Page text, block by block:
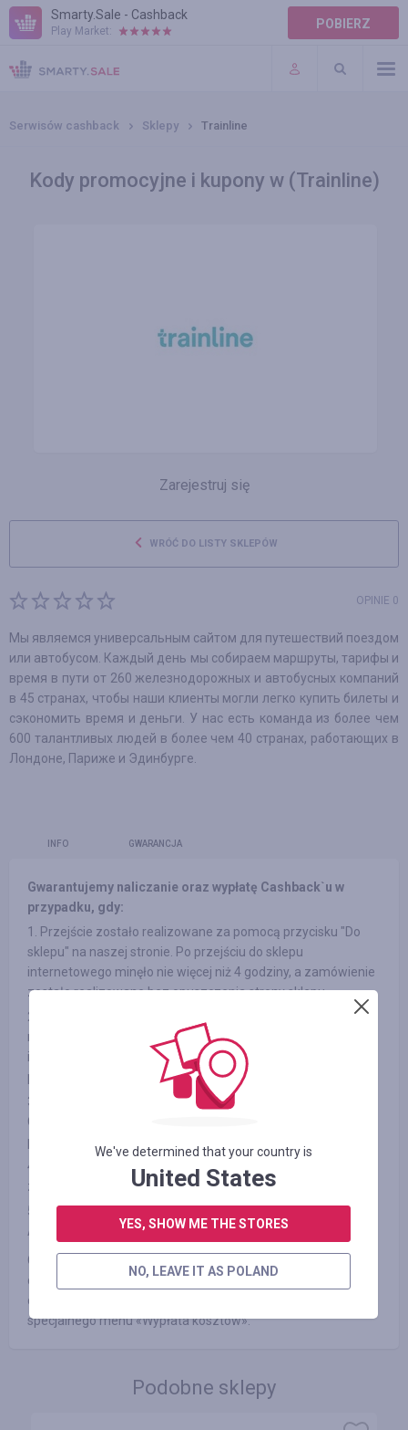
Smarty.Sale - Cashback
Play Market: POBIERZ
POMOC
WARUNKI
Serwisów cashback Sklepy Trainline
Kody promocyjne i kupony w (Trainline)
Zarejestruj się
WRÓĆ DO LISTY SKLEPÓW
OPINIE 0
Мы являемся универсальным сайтом для путешествий поездом
или автобусом. Каждый день мы собираем маршруты, тарифы и
время в пути от 260 железнодорожных и автобусных компаний
в 45 странах, чтобы наши клиенты могли легко купить билеты и
сэкономить время и деньги. У нас есть команда из более чем
600 талантливых людей в более чем 40 странах, работающих в
Лондоне, Париже и Эдинбурге.
INFO GWARANCJA
Gwarantujemy naliczanie oraz wypłatę Cashback`u w
przypadku, gdy:
1. Przejście zostało realizowane za pomocą przycisku "Do
sklepu" na naszej stronie. Po przejściu do sklepu
internetowego minęło nie więcej niż 4 godziny, a zamówienie
zostało realizowane bez opuszczenia strony sklepu.
2. Po przejściu do sklepu nie wchodziłeś na strony banerów
reklamowych z innych źródeł oraz do newsleterów sklepów
internetowychв na stronie, a także nie korzystałeś z kodów
promocyjnych innych firm.
3. Wybrany przez Ciebie produkt bierze udział w programie
Cashback (w niektórych sklepach internetowych istnieje
podział na kategorie, patrz zakładkę «Informacja/Warunki» )
4. Po realizacji płatności w sklepie internetowym nie
zrezygnowałeś z zakupu z żadnych przyczyn
5. Nie korzystasz lub wyłączyłeś specjalne blokery reklam jak
AdBlock, lub inne
Gwarantujemy wypłatę zarobionych przez Ciebie kosztów w
dogodny sposób w ciągu trzech dni roboczych (zwykłe nie
dłużej niż doba) po złożeniu zapytania za pośrednictwem
specjalnego menu «Wypłata kosztów».
Podobne sklepy
We've determined that your country is
United States
YES, SHOW ME THE STORES
NO, LEAVE IT AS POLAND